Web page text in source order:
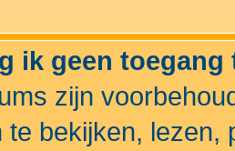
ik geen
zijn
te bekijken, lezen,